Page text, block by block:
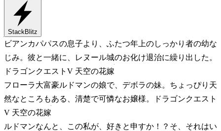
StackBlitz
ビアンカパパスの息子より、ふたつ年上のしっかり者の幼な
じみ。彼と一緒に、レヌール城のお化け退治に繰り出した。
ドラゴンクエストV 天空の花嫁
フローラ大富豪ルドマンの娘で、デボラの妹。ちょっぴり天
然なところもある、清楚で可憐なお嬢様。
ドラゴンクエスト
V 天空の花嫁
ルドマンなんと、この私が、好きと申すか！？そ、それはい